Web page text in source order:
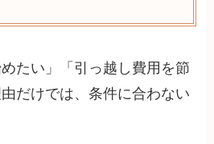
たい」「引っ越し費用を節
だけでは、条件に合わない